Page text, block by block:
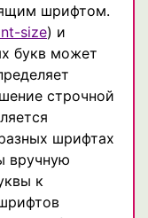
шрифтом.
size) и
букв может
строчной
шрифтах
вручную
к